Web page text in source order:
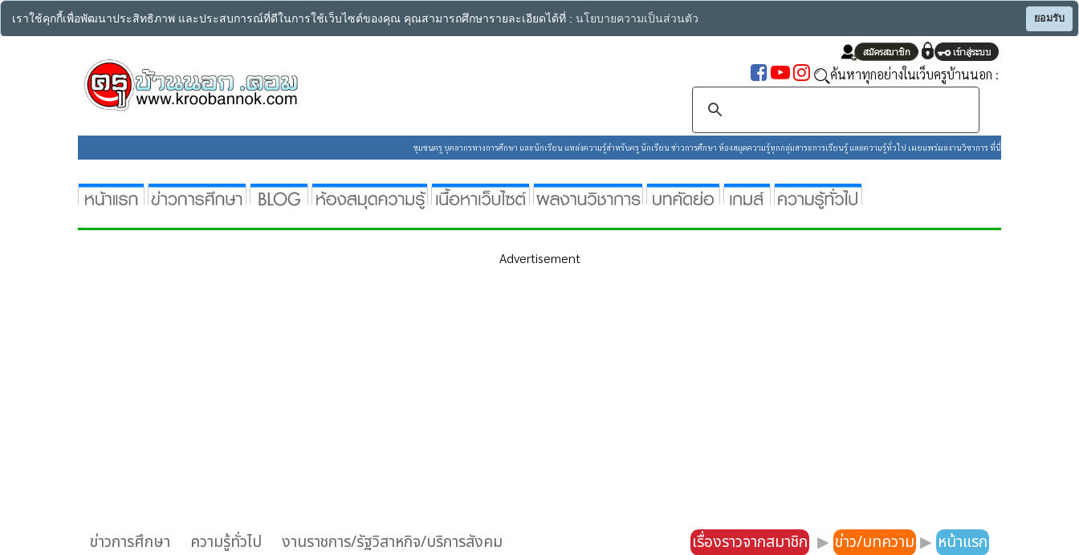
เราใช้คุกกี้เพื่อพัฒนาประสิทธิภาพ และประสบการณ์ที่ดีในการใช้เว็บไซต์ของคุณ คุณสามารถศึกษารายละเอียดได้ที่ : นโยบายความเป็นส่วนตัว ยอมรับ
ค้นหาทุกอย่างในเว็บครูบ้านนอก :
ชุมชนครู บุคลากรทางการศึกษา และนักเรียน แหล่งความรู้สำหรับครู นักเรียน ข่าวการศึกษา ห้องสมุดความรู้ทุกกลุ่มสาระการเรียนรู้ และความรู้ทั่วไป เผยแพร่ผลงานวิชาการ ที่นี่
Advertisement
ข่าวการศึกษา ความรู้ทั่วไป งานราชการ/รัฐวิสาหกิจ/บริการสังคม เรื่องราวจากสมาชิก ▶ ข่าว/บทความ ▶ หน้าแรก